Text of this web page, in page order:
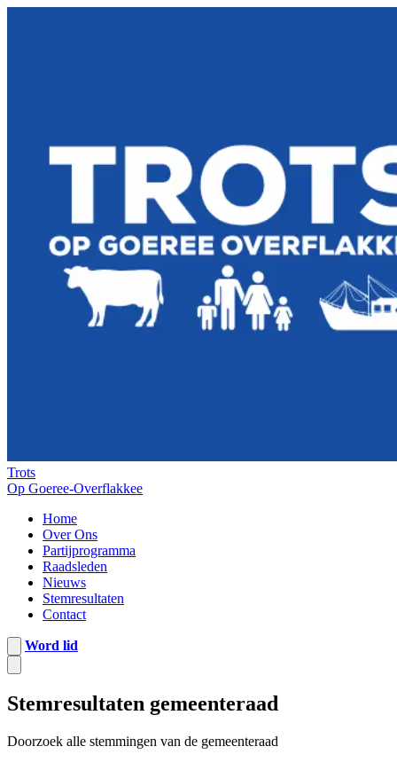
Trots
Op Goeree-Overflakkee
Home
Over Ons
Partijprogramma
Raadsleden
Nieuws
Stemresultaten
Contact
Word lid
Stemresultaten gemeenteraad
Doorzoek alle stemmingen van de gemeenteraad